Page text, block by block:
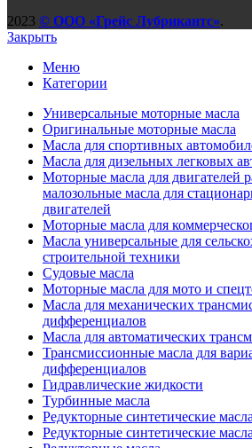
2023 © ООО «Грейс Лубрикантс».
Закрыть
Меню
Категории
Универсальные моторные масла
Оригинальные моторные масла
Масла для спортивных
Масла для дизельных легковых
Моторные масла для двигателей
малозольные масла для
двигателей
Моторные масла для
Масла универсальные для
строительной техники
Судовые масла
Моторные масла для мото и
Масла для механических
дифференциалов
Масла для автоматических
Трансмиссионные масла для
дифференциалов
Гидравлические жидкости
Турбинные масла
Редукторные синтетические
Редукторные синтетические